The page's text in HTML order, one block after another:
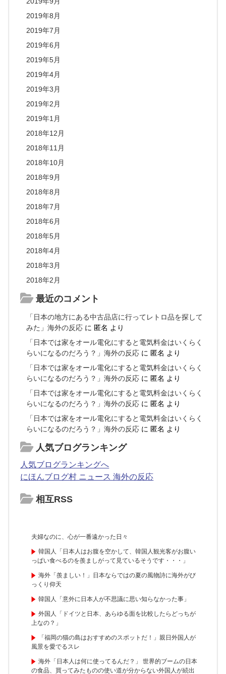
2019年8月
2019年7月
2019年6月
2019年5月
2019年4月
2019年3月
2019年2月
2019年1月
2018年12月
2018年11月
2018年10月
2018年9月
2018年8月
2018年7月
2018年6月
2018年5月
2018年4月
2018年3月
2018年2月
最近のコメント
「日本の地方にある中古品店に行ってレトロ品を探して
みた」海外の反応 に匿名 より
「日本では家をオール電化にすると電気料金はいくらく
らいになるのだろう？」海外の反応 に匿名 より
「日本では家をオール電化にすると電気料金はいくらく
らいになるのだろう？」海外の反応 に匿名 より
「日本では家をオール電化にすると電気料金はいくらく
らいになるのだろう？」海外の反応 に匿名 より
「日本では家をオール電化にすると電気料金はいくらく
らいになるのだろう？」海外の反応 に匿名 より
人気ブログランキング
人気ブログランキングへ
にほんブログ村 ニュース 海外の反応
相互RSS
夫婦なのに、心が一番遠かった日々
韓国人「日本人はお腹を空かして、韓国人観光客がお腹い
っぱい食べるのを羨ましがって見ているそうです・・・」
海外「羨ましい！」日本ならではの夏の風物詩に海外がび
っくり仰天
韓国人「意外に日本人が不思議に思い知らなかった事」
外国人「ドイツと日本、あらゆる面を比較したらどっちが
上なの？」
「福岡の猫の島はおすすめのスポットだ！」親日外国人が
風景を愛でるスレ
海外「日本人は何に使ってるんだ？」 世界的ブームの日本
の食品、買ってみたものの使い道が分からない外国人が続出